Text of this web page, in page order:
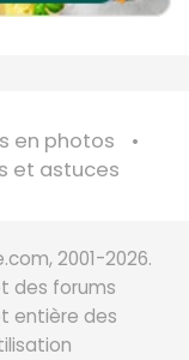
en photos
et astuces
2001-2026.
des forums
entière des